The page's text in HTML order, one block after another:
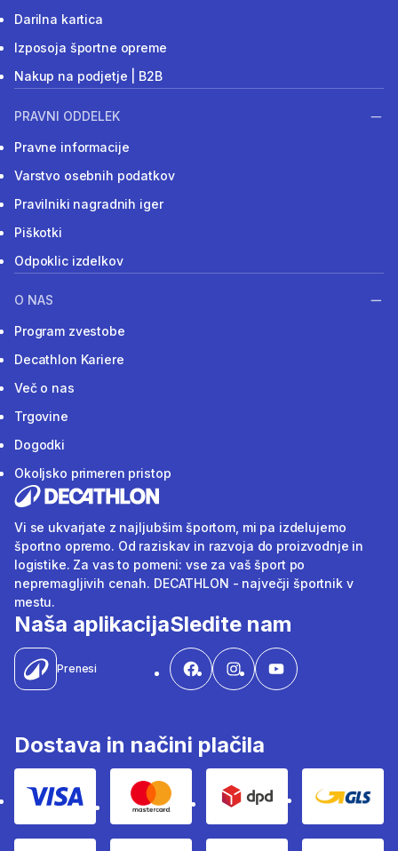
Darilna kartica
Izposoja športne opreme
Nakup na podjetje | B2B
PRAVNI ODDELEK
Pravne informacije
Varstvo osebnih podatkov
Pravilniki nagradnih iger
Piškotki
Odpoklic izdelkov
O NAS
Program zvestobe
Decathlon Kariere
Več o nas
Trgovine
Dogodki
Okoljsko primeren pristop
Vi se ukvarjate z najljubšim športom, mi pa izdelujemo
športno opremo. Od raziskav in razvoja do proizvodnje in
logistike. Za vas to pomeni: vse za vaš šport po
nepremagljivih cenah. DECATHLON - največji športnik v
mestu.
Naša aplikacija
Prenesi
Sledite nam
Dostava in načini plačila
Visa Mastercard Dpd Gls